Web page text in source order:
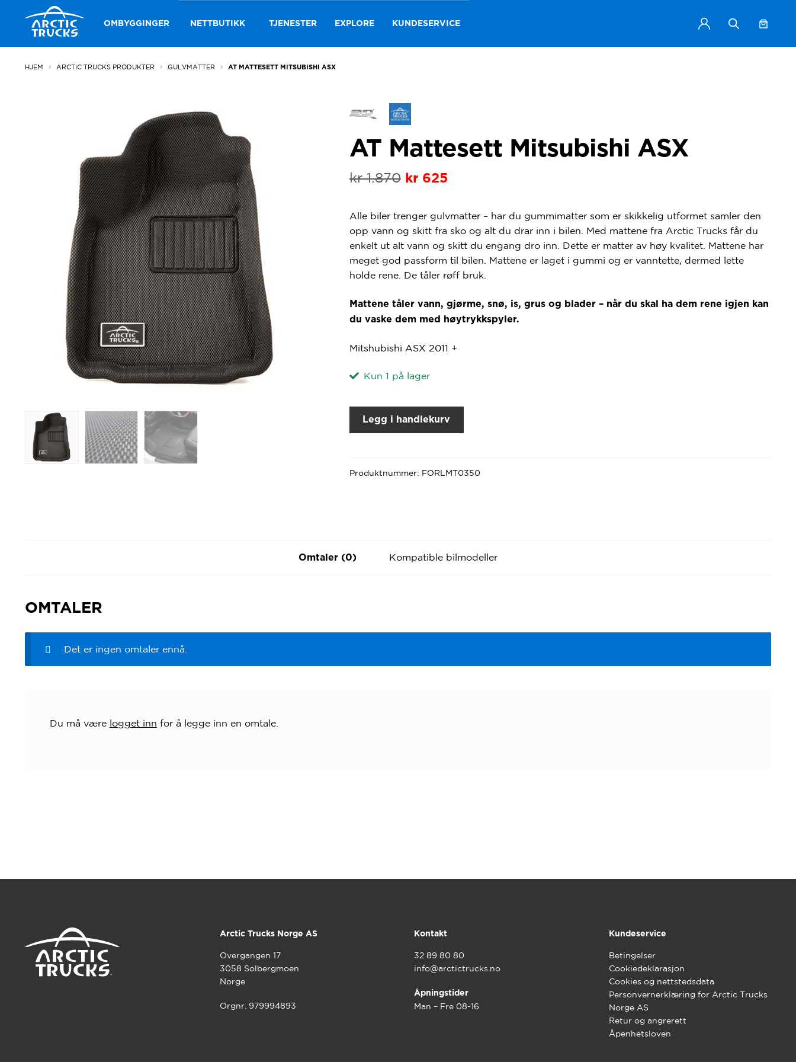
Hopp
til
navigasjon
Hopp
til
innhold
OMBYGGINGER NETTBUTIKK TJENESTER EXPLORE KUNDESERVICE
HJEM ARCTIC TRUCKS PRODUKTER GULVMATTER AT MATTESETT MITSUBISHI ASX
AT Mattesett Mitsubishi ASX
kr1.870 Opprinnelig
var:
kr 1.870.
kr625Nåværende
er:
kr 625.
Alle biler trenger gulvmatter – har du gummimatter som er skikkelig utformet samler den
opp vann og skitt fra sko og alt du drar inn i bilen. Med mattene fra Arctic Trucks får du
enkelt ut alt vann og skitt du engang dro inn. Dette er matter av høy kvalitet. Mattene har
meget god passform til bilen. Mattene er laget i gummi og er vanntette, dermed lette
holde rene. De tåler røff bruk.
Mattene tåler vann, gjørme, snø, is, grus og blader – når du skal ha dem rene igjen kan
du vaske dem med høytrykkspyler.
Mitshubishi ASX 2011 +
Kun 1 på lager
Legg i handlekurv
Produktnummer: FORLMT0350
Omtaler (0) Kompatible bilmodeller
OMTALER
Det er ingen omtaler ennå.
Du må være logget inn for å legge inn en omtale.
Arctic Trucks Norge AS
Overgangen 17
3058 Solbergmoen
Norge
Orgnr. 979994893
Kontakt
32 89 80 80
info@arctictrucks.no
Åpningstider
Man – Fre 08-16
Kundeservice
Betingelser
Cookiedeklarasjon
Cookies og nettstedsdata
Personvernerklæring for Arctic Trucks
Norge AS
Retur og angrerett
Åpenhetsloven